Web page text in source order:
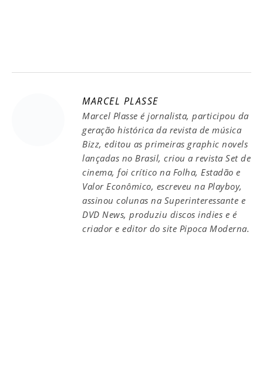
MARCEL PLASSE
Marcel Plasse é jornalista, participou da
geração histórica da revista de música
Bizz, editou as primeiras graphic novels
lançadas no Brasil, criou a revista Set de
cinema, foi crítico na Folha, Estadão e
Valor Econômico, escreveu na Playboy,
assinou colunas na Superinteressante e
DVD News, produziu discos indies e é
criador e editor do site Pipoca Moderna.